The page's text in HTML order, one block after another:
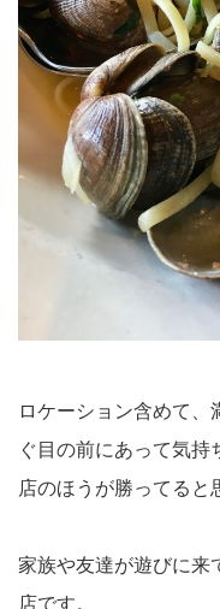
ロケーション含めて、
ぐ目の前にあって気持
店のほうが勝ってると
家族や友達が遊びに来
店です。